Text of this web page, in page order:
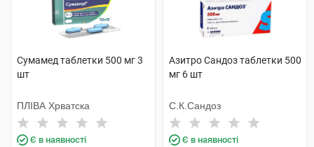
Сумамед таблетки 500 мг 3
шт
ПЛІВА Хрватска
Є в наявності
Азитро Сандоз таблетки 500
мг 6 шт
С.К.Сандоз
Є в наявності